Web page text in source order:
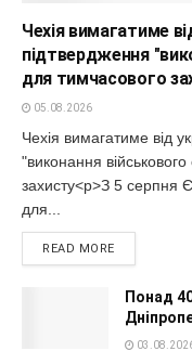
Чехія вимагатиме
підтвердження
для тимчасового
05.08.2026
Чехія вимагатиме від
"виконання
захисту<p>З 5 серпня
для...
READ MORE
Понад